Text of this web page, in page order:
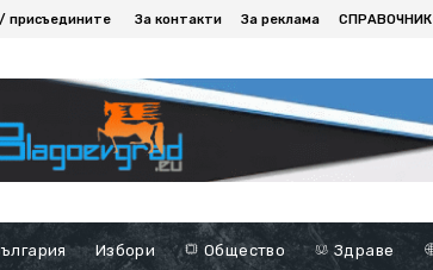
присъедините За контакти За реклама СПРАВОЧНИК
Избори Общество Здраве